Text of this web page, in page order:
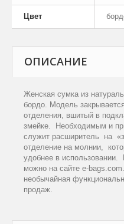
Цвет
ОПИСАНИЕ
Женская сумка из
бордо. Модель
отделения, вшитый в
змейке. Необходимым и
служит расширитель на
отделение на молнии,
удобнее в использовании.
можно на сайте e-
необычайная
продаж.